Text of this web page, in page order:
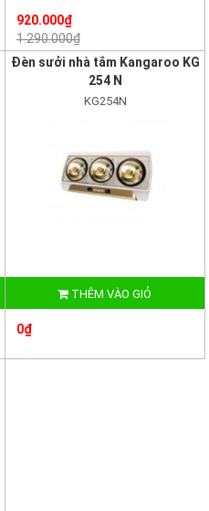
920.000₫
1.290.000₫
Đèn sưởi nhà tắm Kangaroo KG
254 N
KG254N
THÊM VÀO GIỎ
0₫